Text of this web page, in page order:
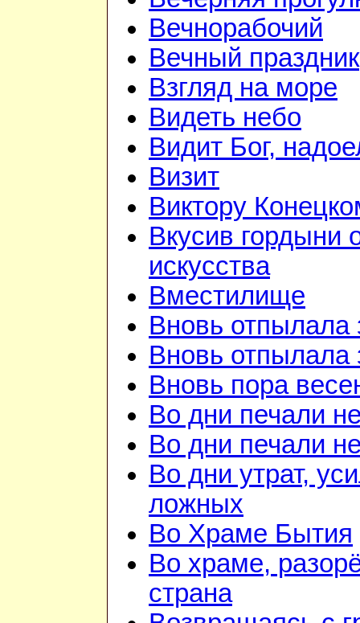
Вечнорабочий
Вечный праздник
Взгляд на море
Видеть небо
Видит Бог,
Визит
Виктору
Вкусив гордыни
искусства
Вместилище
Вновь отпылала
Вновь отпылала
Вновь пора
Во дни печали
Во дни печали
Во дни утрат,
ложных
Во Храме Бытия
Во храме,
страна